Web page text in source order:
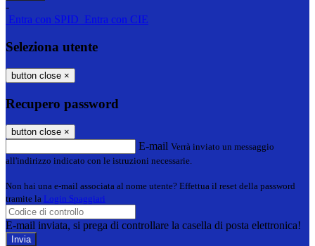
-
Entra con SPID Entra con CIE
Seleziona utente
button close ×
Recupero password
button close ×
E-mail Verrà inviato un messaggio
all'indirizzo indicato con le istruzioni necessarie.
Non hai una e-mail associata al nome utente? Effettua il reset della password
tramite la Login Spaggiari
E-mail inviata, si prega di controllare la casella di posta elettronica!